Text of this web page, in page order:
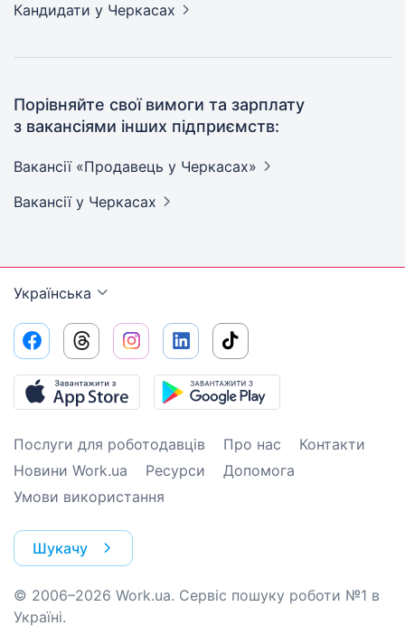
Кандидати у Черкасах
Порівняйте свої вимоги та зарплату
з вакансіями інших підприємств:
Вакансії «Продавець у Черкасах»
Вакансії у Черкасах
Українська
Послуги для роботодавців Про нас
Контакти
Новини Work.ua
Ресурси
Допомога
Умови використання
Шукачу
© 2006–2026 Work.ua. Сервіс пошуку роботи №1 в
Україні.